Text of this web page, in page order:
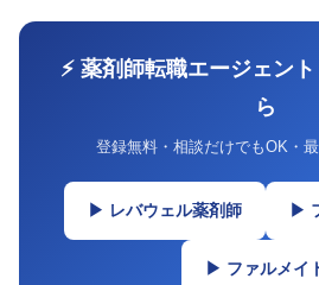
⚡ 薬剤師転職エージェン
ら
登録無料・相談だけでもOK・
▶ レバウェル薬剤師 ▶
▶ ファルメイ